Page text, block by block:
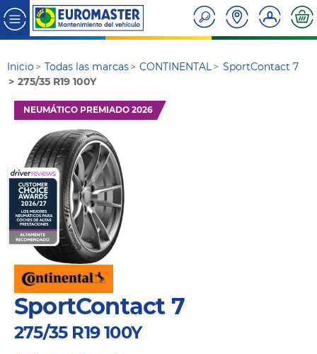
Inicio Todas las marcas CONTINENTAL
SportContact 7
275/35 R19 100Y
NEUMÁTICO PREMIADO 2026
SportContact 7
275/35 R19 100Y